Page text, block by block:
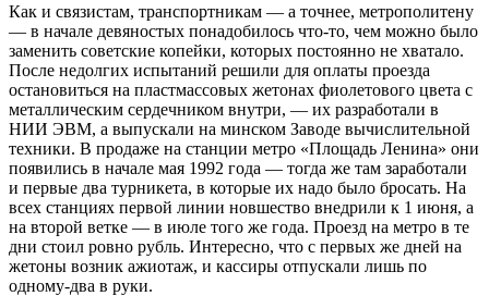
Как и связистам, транспортникам — а точнее, метрополитену
— в начале девяностых понадобилось что-то, чем можно было
заменить советские копейки, которых постоянно не хватало.
После недолгих испытаний решили для оплаты проезда
остановиться на пластмассовых жетонах фиолетового цвета с
металлическим сердечником внутри, — их разработали в
НИИ ЭВМ, а выпускали на минском Заводе вычислительной
техники. В продаже на станции метро «Площадь Ленина» они
появились в начале мая 1992 года — тогда же там заработали
и первые два турникета, в которые их надо было бросать. На
всех станциях первой линии новшество внедрили к 1 июня, а
на второй ветке — в июле того же года. Проезд на метро в те
дни стоил ровно рубль. Интересно, что с первых же дней на
жетоны возник ажиотаж, и кассиры отпускали лишь по
одному-два в руки.